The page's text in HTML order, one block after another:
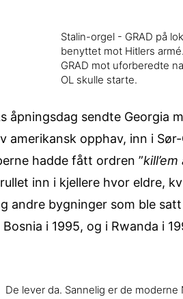
Stalin-orgel - GRAD på
benyttet mot Hitlers
GRAD mot uforberedte
OL skulle starte.
åpningsdag sendte Georgia
amerikansk opphav, inn i
hadde fått ordren ”kill’em
inn i kjellere hvor eldre,
andre bygninger som ble
i 1995, og i Rwanda i
De lever da. Sannelig er de